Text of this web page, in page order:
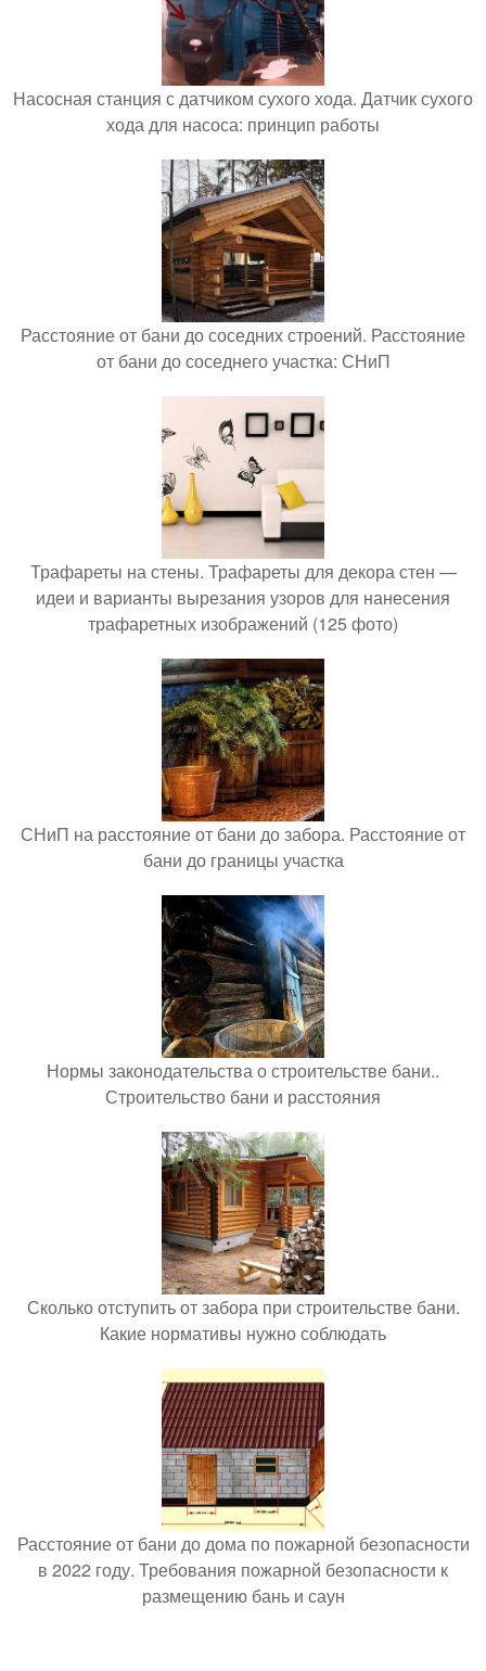
Насосная станция с датчиком сухого хода. Датчик сухого
хода для насоса: принцип работы
Расстояние от бани до соседних строений. Расстояние
от бани до соседнего участка: СНиП
Трафареты на стены. Трафареты для декора стен —
идеи и варианты вырезания узоров для нанесения
трафаретных изображений (125 фото)
СНиП на расстояние от бани до забора. Расстояние от
бани до границы участка
Нормы законодательства о строительстве бани..
Строительство бани и расстояния
Сколько отступить от забора при строительстве бани.
Какие нормативы нужно соблюдать
Расстояние от бани до дома по пожарной безопасности
в 2022 году. Требования пожарной безопасности к
размещению бань и саун